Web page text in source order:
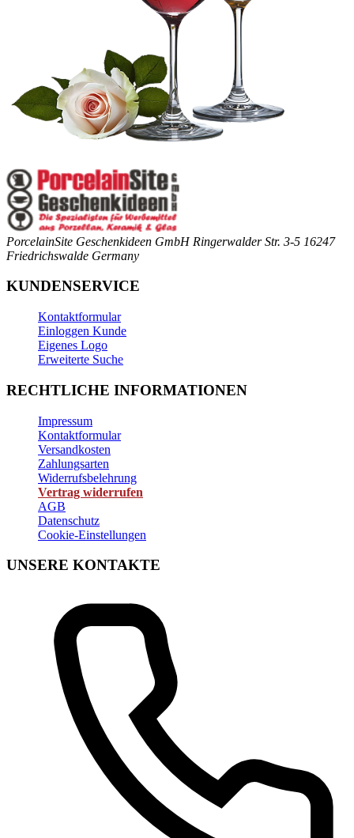
PorcelainSite Geschenkideen GmbH Ringerwalder Str. 3-5 16247
Friedrichswalde Germany
KUNDENSERVICE
Kontaktformular
Einloggen Kunde
Eigenes Logo
Erweiterte Suche
RECHTLICHE INFORMATIONEN
Impressum
Kontaktformular
Versandkosten
Zahlungsarten
Widerrufsbelehrung
Vertrag widerrufen
AGB
Datenschutz
Cookie-Einstellungen
UNSERE KONTAKTE